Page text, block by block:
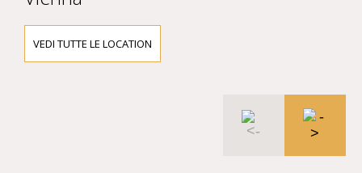
VEDI TUTTE LE LOCATION